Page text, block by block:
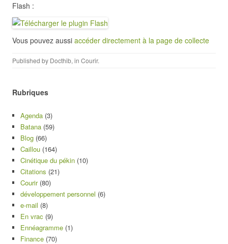
Flash :
Vous pouvez aussi accéder directement à la page de collecte
Published by Docthib, in Courir.
Rubriques
Agenda (3)
Batana (59)
Blog (66)
Caillou (164)
Cinétique du pékin (10)
Citations (21)
Courir(80)
développement personnel (6)
e-mail (8)
En vrac (9)
Ennéagramme (1)
Finance (70)